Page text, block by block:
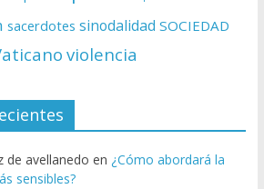
sacerdotes sinodalidad SOCIEDAD
violencia
de avellanedo en ¿Cómo abordará la
sensibles?